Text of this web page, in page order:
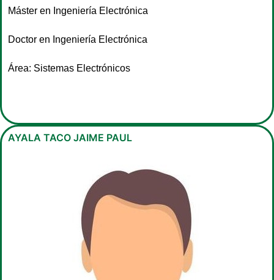
Máster en Ingeniería Electrónica
Doctor en Ingeniería Electrónica
Área: Sistemas Electrónicos
AYALA TACO JAIME PAUL